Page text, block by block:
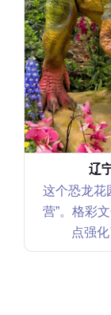
辽
这个恐龙花
营”。格彩
点强